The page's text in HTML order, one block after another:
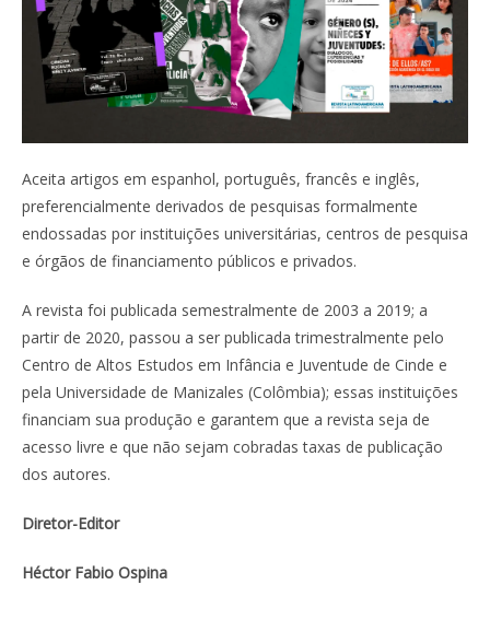
Aceita artigos em espanhol, português, francês e inglês,
preferencialmente derivados de pesquisas formalmente
endossadas por instituições universitárias, centros de pesquisa
e órgãos de financiamento públicos e privados.
A revista foi publicada semestralmente de 2003 a 2019; a
partir de 2020, passou a ser publicada trimestralmente pelo
Centro de Altos Estudos em Infância e Juventude de Cinde e
pela Universidade de Manizales (Colômbia); essas instituições
financiam sua produção e garantem que a revista seja de
acesso livre e que não sejam cobradas taxas de publicação
dos autores.
Diretor-Editor
Héctor Fabio Ospina